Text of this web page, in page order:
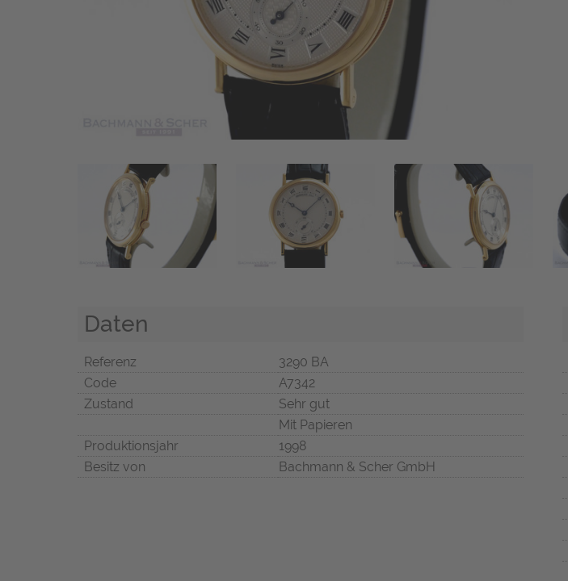
Daten
Referenz
3290 BA
Code
A7342
Zustand
Sehr gut
Mit Papieren
Produktionsjahr
1998
Besitz von
Bachmann & Scher GmbH